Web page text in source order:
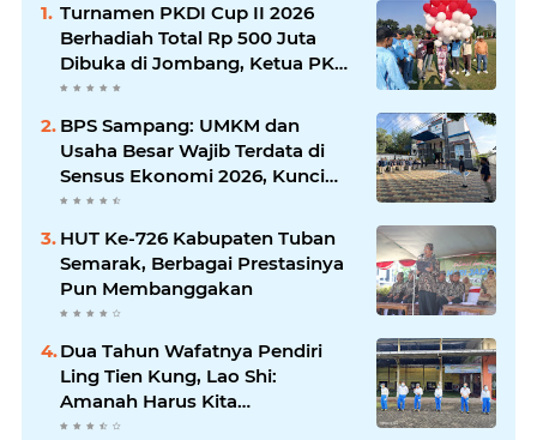
Turnamen PKDI Cup II 2026
Berhadiah Total Rp 500 Juta
Dibuka di Jombang, Ketua PKDI
Jatim Syaifullah Mahdi: Ajang
Komunikasi Antar-Kades untuk
Memajukan Desa
BPS Sampang: UMKM dan
Usaha Besar Wajib Terdata di
Sensus Ekonomi 2026, Kunci
Kebijakan Tepat Sasaran
HUT Ke-726 Kabupaten Tuban
Semarak, Berbagai Prestasinya
Pun Membanggakan
Dua Tahun Wafatnya Pendiri
Ling Tien Kung, Lao Shi:
Amanah Harus Kita
Laksanakan!